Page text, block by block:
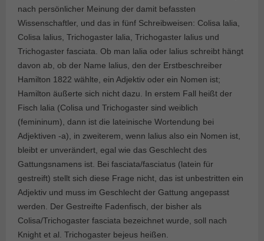
nach persönlicher Meinung der damit befassten
Wissenschaftler, und das in fünf Schreibweisen: Colisa lalia,
Colisa lalius, Trichogaster lalia, Trichogaster lalius und
Trichogaster fasciata. Ob man lalia oder lalius schreibt hängt
davon ab, ob der Name lalius, den der Erstbeschreiber
Hamilton 1822 wählte, ein Adjektiv oder ein Nomen ist;
Hamilton äußerte sich nicht dazu. In erstem Fall heißt der
Fisch lalia (Colisa und Trichogaster sind weiblich
(femininum), dann ist die lateinische Wortendung bei
Adjektiven -a), in zweiterem, wenn lalius also ein Nomen ist,
bleibt er unverändert, egal wie das Geschlecht des
Gattungsnamens ist. Bei fasciata/fasciatus (latein für
gestreift) stellt sich diese Frage nicht, das ist unbestritten ein
Adjektiv und muss im Geschlecht der Gattung angepasst
werden. Der Gestreifte Fadenfisch, der bisher als
Colisa/Trichogaster fasciata bezeichnet wurde, soll nach
Knight et al. Trichogaster bejeus heißen.